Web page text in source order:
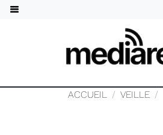
ACCUEIL VEILLE